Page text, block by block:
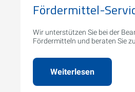
Fördermittel-
Wir unterstützen Sie bei der
Fördermitteln und beraten Sie
Weiterlesen